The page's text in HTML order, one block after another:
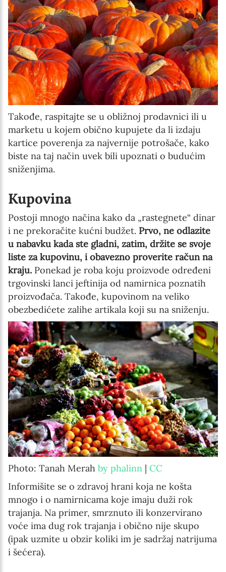
Takođe, raspitajte se u obližnoj prodavnici ili u
marketu u kojem obično kupujete da li izdaju
kartice poverenja za najvernije potrošače, kako
biste na taj način uvek bili upoznati o budućim
sniženjima.
Kupovina
Postoji mnogo načina kako da „rastegnete“ dinar
i ne prekoračite kućni budžet. Prvo, ne odlazite
u nabavku kada ste gladni, zatim, držite se svoje
liste za kupovinu, i obavezno proverite račun na
kraju. Ponekad je roba koju proizvode određeni
trgovinski lanci jeftinija od namirnica poznatih
proizvođača. Takođe, kupovinom na veliko
obezbedićete zalihe artikala koji su na sniženju.
Photo: Tanah Merah by phalinn | CC
Informišite se o zdravoj hrani koja ne košta
mnogo i o namirnicama koje imaju duži rok
trajanja. Na primer, smrznuto ili konzervirano
voće ima dug rok trajanja i obično nije skupo
(ipak uzmite u obzir koliki im je sadržaj natrijuma
i šećera).
SUBSCRIBE
I agree with Privacy Policy